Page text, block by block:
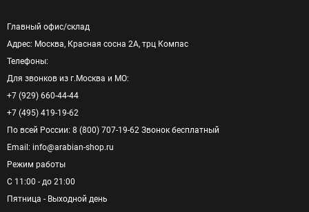
Главный офис/cклад
Адрес: Москва, Красная сосна 2А, трц Компас
Телефоны:
Для звонков из г.Москва и МО:
+7 (929) 660-44-44
+7 (495) 419-19-62
По всей России: 8 (800) 707-19-62 Звонок бесплатный
Email: info@arabian-shop.ru
Режим pаботы
С 11:00 - до 21:00
Пятница - Выходной день